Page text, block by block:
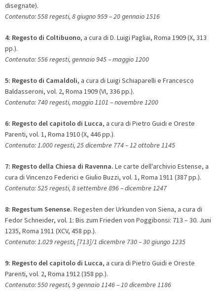
disegnate).
Contenuto: 558 regesti, 8 giugno 959 – 20 gennaio 1516
4: Regesto di Coltibuono, a cura di D. Luigi Pagliai, Roma 1909 (X, 313
pp.).
Contenuto: 556 regesti, gennaio 945 – maggio 1200
5: Regesto di Camaldoli, a cura di Luigi Schiaparelli e Francesco
Baldasseroni, vol. 2, Roma 1909 (VI, 336 pp.).
Contenuto: 740 regesti, maggio 1101 – novembre 1200
6: Regesto del capitolo di Lucca, a cura di Pietro Guidi e Oreste
Parenti, vol. 1, Roma 1910 (X, 446 pp.).
Contenuto: 1.000 regesti, 25 dicembre 774 – 12 ottobre 1145
7: Regesto della Chiesa di Ravenna. Le carte dell'archivio Estense, a
cura di Vincenzo Federici e Giulio Buzzi, vol. 1, Roma 1911 (387 pp.).
Contenuto: 525 regesti, 8 settembre 896 – dicembre 1247
8: Regestum Senense. Regesten der Urkunden von Siena, a cura di
Fedor Schneider, vol. 1: Bis zum Frieden von Poggibonsi: 713 – 30. Juni
1235, Roma 1911 (XCV, 458 pp.).
Contenuto: 1.029 regesti, [713]/1 dicembre 730 – 30 giungo 1235
9: Regesto del capitolo di Lucca, a cura di Pietro Guidi e Oreste
Parenti, vol. 2, Roma 1912 (358 pp.).
Contenuto: 550 regesti, 9 gennaio 1146 – 10 dicembre 1186